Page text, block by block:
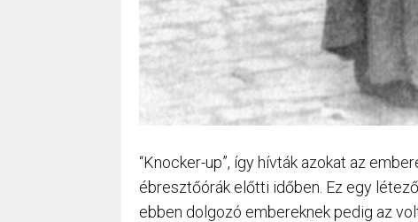
“Knocker-up”, így hívták azokat az
ébresztőórák előtti időben. Ez egy
ebben dolgozó embereknek pedig az